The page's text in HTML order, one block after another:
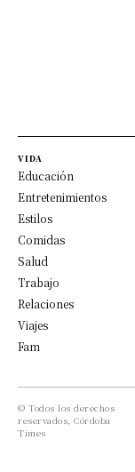
VIDA
Educación
Entretenimientos
Estilos
Comidas
Salud
Trabajo
Relaciones
Viajes
Fam
© Todos los derechos
reservados, Córdoba
Times